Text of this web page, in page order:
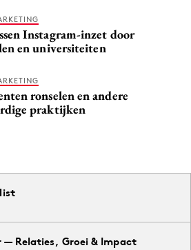
Instagram-inzet door
en universiteiten
ronselen en andere
praktijken
— Relaties, Groei & Impact